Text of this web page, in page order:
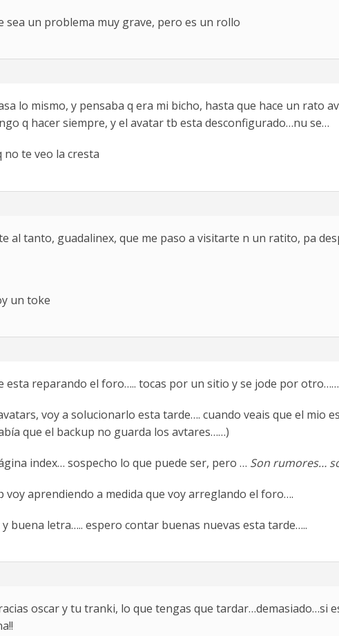
sea un problema muy grave, pero es un rollo
lo mismo, y pensaba q era mi bicho, hasta que hace un
q hacer siempre, y el avatar tb esta desconfigurado…nu se…
no te veo la cresta
al tanto, guadalinex, que me paso a visitarte n un ratito, pa
un toke
esta reparando el foro….. tocas por un sitio y se jode por otro……
voy a solucionarlo esta tarde…. cuando veais que el mio
que el backup no guarda los avtares……)
index… sospecho lo que puede ser, pero … Son rumores…
voy aprendiendo a medida que voy arreglando el foro….
buena letra….. espero contar buenas nuevas esta tarde…..
oscar y tu tranki, lo que tengas que tardar…demasiado…si